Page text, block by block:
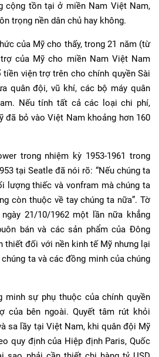
cộng tồn tại ở miền Nam Việt Nam,
trọng nền dân chủ hay không.
của Mỹ cho thấy, trong 21 năm (từ
của Mỹ cho miền Nam Việt Nam
tiền viện trợ trên cho chính quyền Sài
quân đội, vũ khí, các bộ máy quân
Nếu tính tất cả các loại chi phí,
đã bỏ vào Việt Nam khoảng hơn 160
trong nhiệm kỳ 1953-1961 trong
tại Seatle đã nói rõ: “Nếu chúng ta
lượng thiếc và vonfram mà chúng ta
còn thuộc về tay chúng ta nữa”. Tờ
21/10/1962 một lần nữa khẳng
bán và các sản phẩm của Đông
thiết đối với nền kinh tế Mỹ nhưng lại
ta và các đồng minh của chúng
minh sự phụ thuộc của chính quyền
của bên ngoài. Quyết tâm rút khỏi
sa lầy tại Việt Nam, khi quân đội Mỹ
quy định của Hiệp định Paris, Quốc